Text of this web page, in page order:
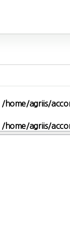
/home/agriis/
/home/agriis/